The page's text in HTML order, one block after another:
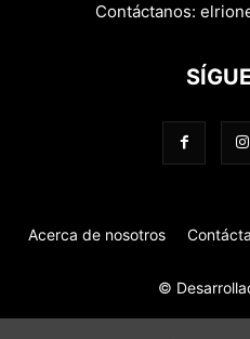
Contáctanos:
Acerca de nosotros
©